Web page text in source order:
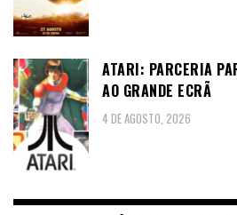
ATARI: PARCERIA
AO GRANDE ECRÃ
4 DE AGOSTO, 2026